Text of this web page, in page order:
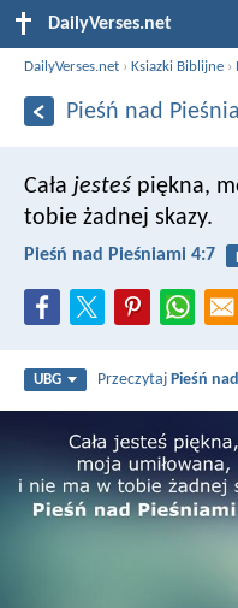
DailyVerses.net
DailyVerses.net ›Ksiazki Biblijne ›
Pieśń nad
Cała jesteś piękna,
tobie żadnej skazy.
Pieśń nad Pieśniami 4:7
UBG PrzeczytajPieśń